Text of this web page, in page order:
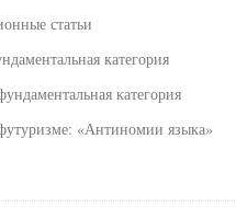
статьи
категория
категория
«Антиномии языка»